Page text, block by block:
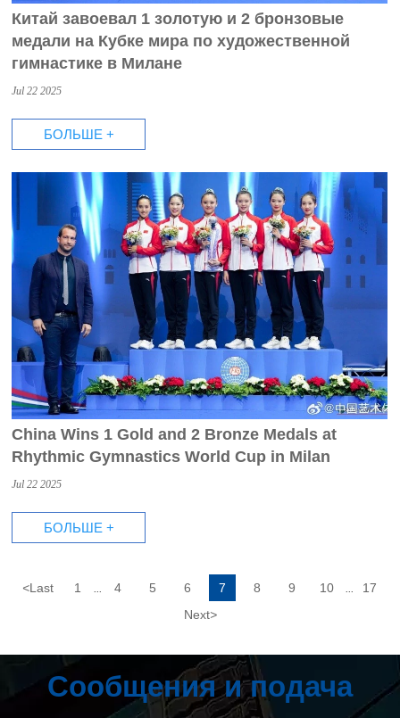
Китай завоевал 1 золотую и 2 бронзовые
медали на Кубке мира по художественной
гимнастике в Милане
Jul 22 2025
БОЛЬШЕ +
China Wins 1 Gold and 2 Bronze Medals at
Rhythmic Gymnastics World Cup in Milan
Jul 22 2025
БОЛЬШЕ +
<Last 1 ... 4 5 6 7 8 9 10 ...
17
Next>
Сообщения и подача